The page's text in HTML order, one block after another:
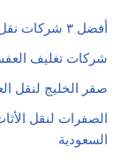
أفضل ٣ شركات نقل عفش في جدة لعام ٢٠٢٥ م
شركات تغليف
صقر الخليج لنقل
الصفرات لنقل
السعودية